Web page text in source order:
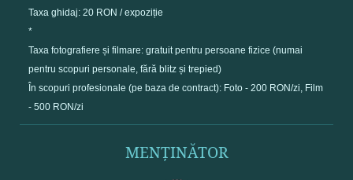
Taxa ghidaj: 20 RON / expoziție
*
Taxa fotografiere și filmare: gratuit pentru persoane fizice (numai
pentru scopuri personale, fără blitz și trepied)
În scopuri profesionale (pe baza de contract): Foto - 200 RON/zi, Film
- 500 RON/zi
MENȚINĂTOR